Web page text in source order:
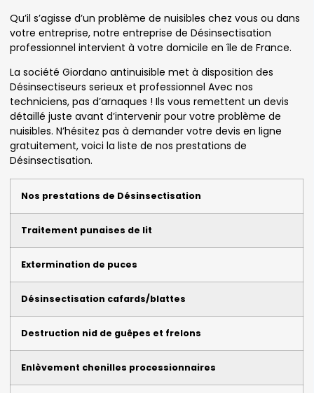
Qu’il s’agisse d’un problème de nuisibles chez vous ou dans
votre entreprise, notre entreprise de Désinsectisation
professionnel intervient à votre domicile en île de France.
La société Giordano antinuisible met à disposition des
Désinsectiseurs serieux et professionnel Avec nos
techniciens, pas d’arnaques ! Ils vous remettent un devis
détaillé juste avant d’intervenir pour votre problème de
nuisibles. N’hésitez pas à demander votre devis en ligne
gratuitement, voici la liste de nos prestations de
Désinsectisation.
Nos prestations de Désinsectisation
Traitement punaises de lit
Extermination de puces
Désinsectisation cafards/blattes
Destruction nid de guêpes et frelons
Enlèvement chenilles processionnaires